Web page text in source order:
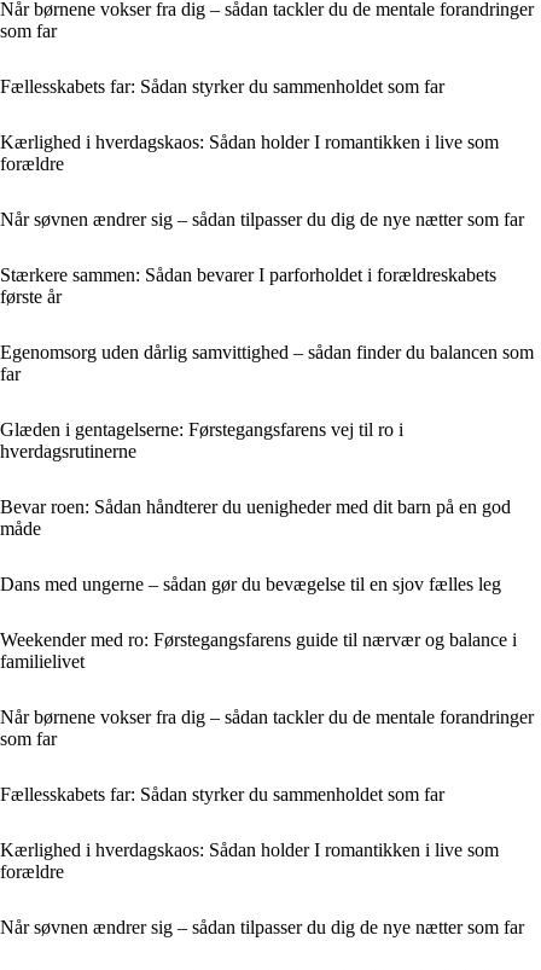
Når børnene vokser fra dig – sådan tackler du de mentale forandringer
som far
Fællesskabets far: Sådan styrker du sammenholdet som far
Kærlighed i hverdagskaos: Sådan holder I romantikken i live som
forældre
Når søvnen ændrer sig – sådan tilpasser du dig de nye nætter som far
Stærkere sammen: Sådan bevarer I parforholdet i forældreskabets
første år
Egenomsorg uden dårlig samvittighed – sådan finder du balancen som
far
Glæden i gentagelserne: Førstegangsfarens vej til ro i
hverdagsrutinerne
Bevar roen: Sådan håndterer du uenigheder med dit barn på en god
måde
Dans med ungerne – sådan gør du bevægelse til en sjov fælles leg
Weekender med ro: Førstegangsfarens guide til nærvær og balance i
familielivet
Når børnene vokser fra dig – sådan tackler du de mentale forandringer
som far
Fællesskabets far: Sådan styrker du sammenholdet som far
Kærlighed i hverdagskaos: Sådan holder I romantikken i live som
forældre
Når søvnen ændrer sig – sådan tilpasser du dig de nye nætter som far